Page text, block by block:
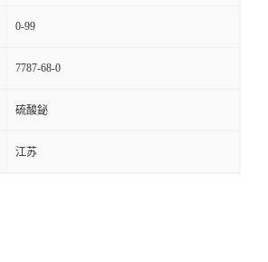
0-99
7787-68-0
硫酸鉍
江苏